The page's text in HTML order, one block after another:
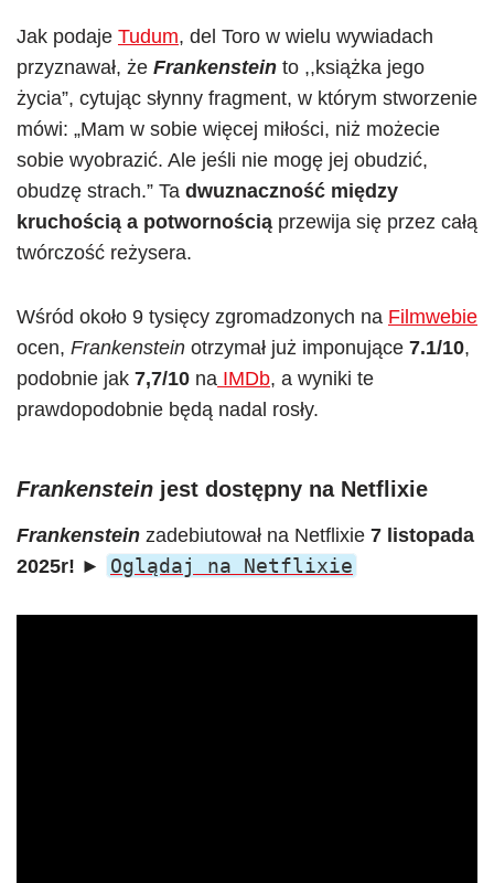
Jak podaje Tudum, del Toro w wielu wywiadach
przyznawał, że Frankenstein to ,,książka jego
życia”, cytując słynny fragment, w którym stworzenie
mówi: „Mam w sobie więcej miłości, niż możecie
sobie wyobrazić. Ale jeśli nie mogę jej obudzić,
obudzę strach.” Ta dwuznaczność między
kruchością a potwornością przewija się przez całą
twórczość reżysera.
Wśród około 9 tysięcy zgromadzonych na Filmwebie
ocen, Frankenstein otrzymał już imponujące 7.1/10,
podobnie jak 7,7/10 na IMDb, a wyniki te
prawdopodobnie będą nadal rosły.
Frankenstein jest dostępny na Netflixie
Frankenstein zadebiutował na Netflixie 7 listopada
2025r! ► Oglądaj na Netflixie